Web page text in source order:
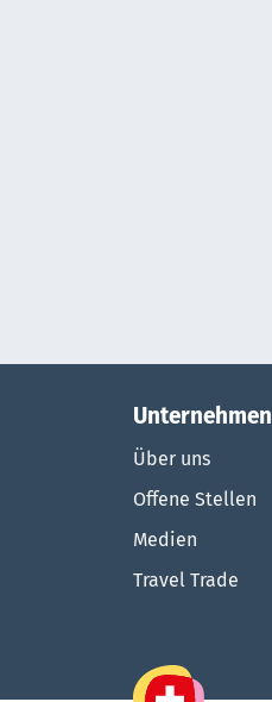
Unternehmen
Über uns
Offene Stellen
Medien
Travel Trade